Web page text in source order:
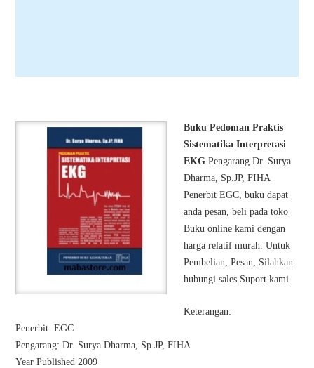
Buku Pedoman Praktis
Sistematika Interpretasi
EKGPengarang Dr. Surya
Dharma, Sp.JP, FIHA
Penerbit EGC, buku dapat
anda pesan, beli pada toko
Buku online kami dengan
harga relatif murah. Untuk
Pembelian, Pesan, Silahkan
hubungi sales Suport kami.
Keterangan:
Penerbit: EGC
Pengarang: Dr. Surya Dharma, Sp.JP, FIHA
Year Published 2009